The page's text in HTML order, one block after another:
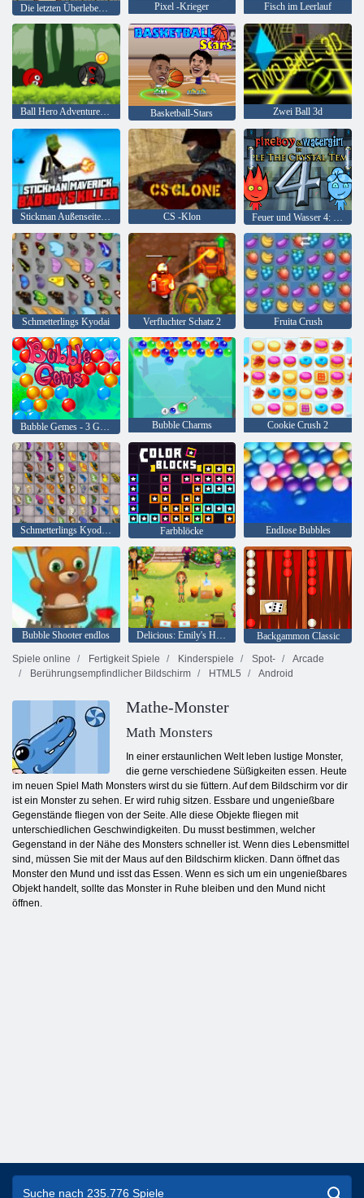
Pixel -Krieger Fisch im Leerlauf
Ball Hero Adventure: Roter Schlagball Basketball-Stars Zwei Ball 3d
Stickman Außenseiter Bad Boys Mörder CS -Klon Feuer und Wasser 4: Kristalltempel
Schmetterlings Kyodai Verfluchter Schatz 2 Fruita Crush
Bubble Charms Cookie Crush 2
Schmetterlings Kyodai HD Farbblöcke Endlose Bubbles
Bubble Shooter endlos Delicious: Emily's Home, Sweet Home
Backgammon Classic
Spiele online
Fertigkeit Spiele Kinderspiele Spot-
Arcade
Berührungsempfindlicher Bildschirm
HTML5 Android
Mathe-Monster
Math Monsters
In einer erstaunlichen Welt leben lustige Monster,
die gerne verschiedene Süßigkeiten essen. Heute
im neuen Spiel Math Monsters wirst du sie füttern. Auf dem Bildschirm vor dir
ist ein Monster zu sehen. Er wird ruhig sitzen. Essbare und ungenießbare
Gegenstände fliegen von der Seite. Alle diese Objekte fliegen mit
unterschiedlichen Geschwindigkeiten. Du musst bestimmen, welcher
Gegenstand in der Nähe des Monsters schneller ist. Wenn dies Lebensmittel
sind, müssen Sie mit der Maus auf den Bildschirm klicken. Dann öffnet das
Monster den Mund und isst das Essen. Wenn es sich um ein ungenießbares
Objekt handelt, sollte das Monster in Ruhe bleiben und den Mund nicht
öffnen.